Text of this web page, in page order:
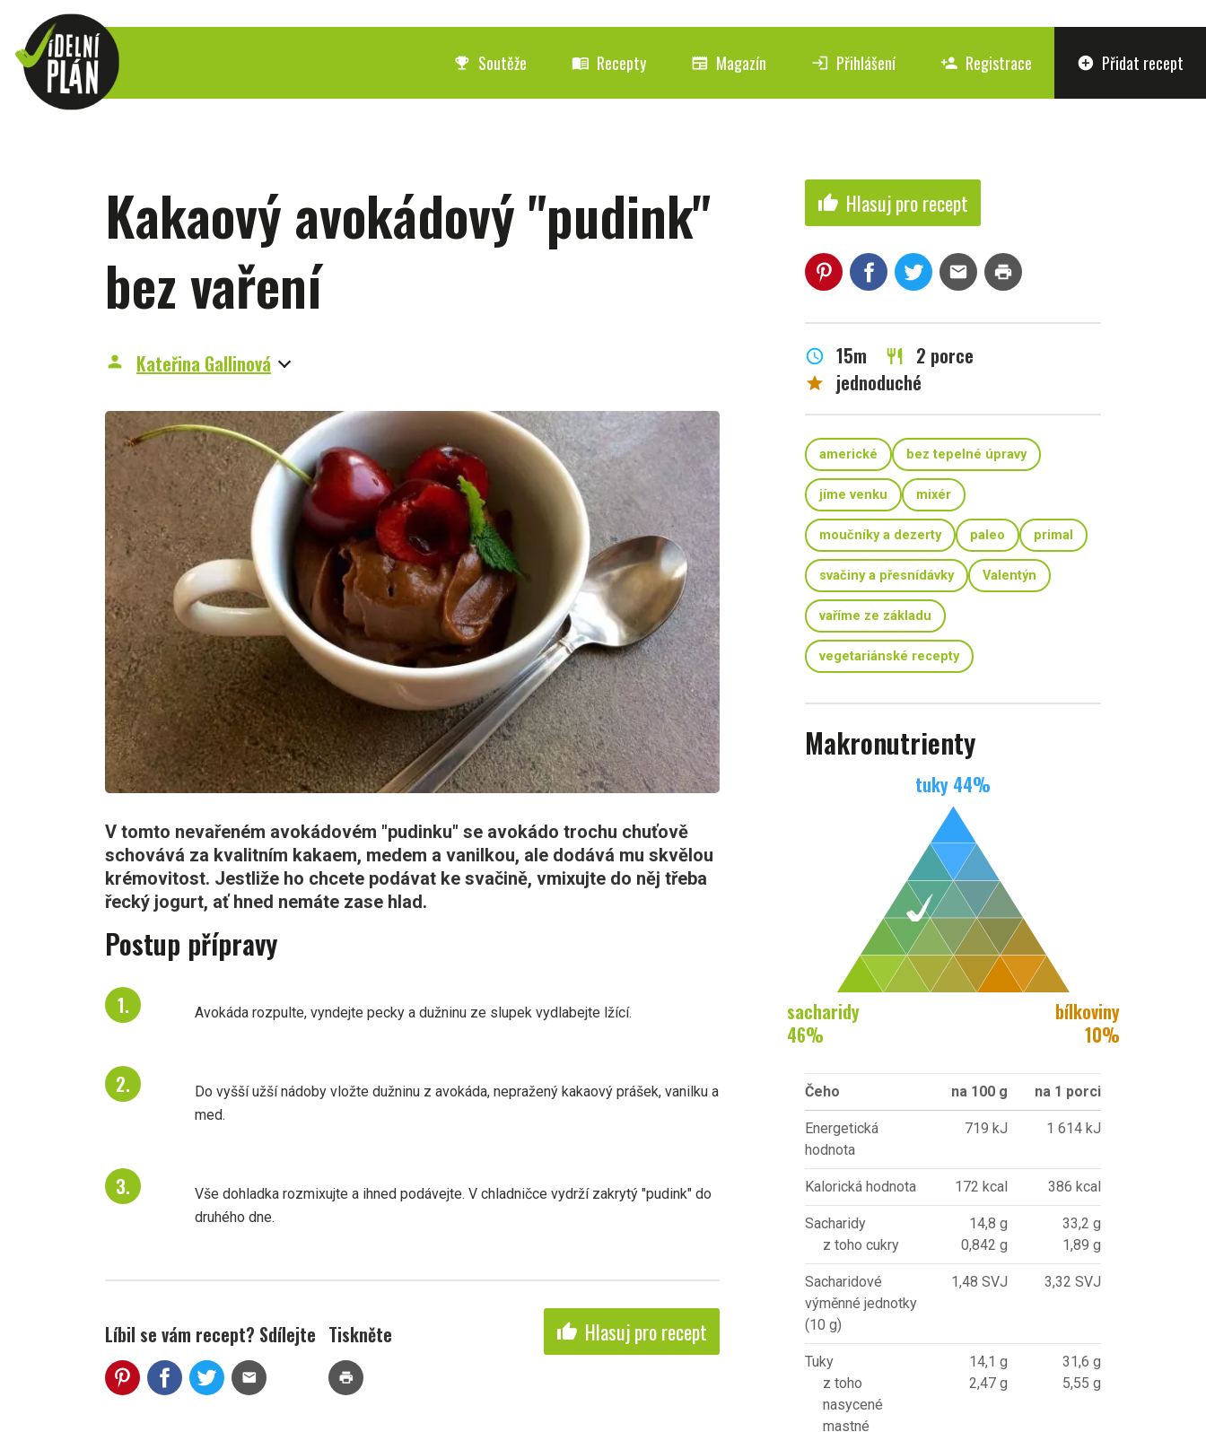
emoji_events Soutěže menu_book Recepty newspaper Magazín login Přihlášení person_add Registrace add_circle Přidat recept
Kakaový avokádový "pudink"
bez vaření
person Kateřina Gallinová
V tomto nevařeném avokádovém "pudinku" se avokádo trochu chuťově
schovává za kvalitním kakaem, medem a vanilkou, ale dodává mu skvělou
krémovitost. Jestliže ho chcete podávat ke svačině, vmixujte do něj třeba
řecký jogurt, ať hned nemáte zase hlad.
Postup přípravy
Avokáda rozpulte, vyndejte pecky a dužninu ze slupek vydlabejte lžící.
Do vyšší užší nádoby vložte dužninu z avokáda, nepražený kakaový prášek, vanilku a
med.
Vše dohladka rozmixujte a ihned podávejte. V chladničce vydrží zakrytý "pudink" do
druhého dne.
Líbil se vám recept? Sdílejte
mail
Tiskněte
print
thumb_up Hlasuj pro recept
thumb_up Hlasuj pro recept
mail print
schedule 15m restaurant 2 porce
star jednoduché
americké bez tepelné úpravy
jíme venku mixér
moučníky a dezerty paleo primal
svačiny a přesnídávky Valentýn
vaříme ze základu
vegetariánské recepty
Makronutrienty
tuky 44%
sacharidy
46%
bílkoviny
10%
Čeho na 100 g na 1 porci
Energetická
hodnota
719 kJ 1 614 kJ
Kalorická hodnota 172 kcal 386 kcal
Sacharidy
z toho cukry
14,8 g
0,842 g
33,2 g
1,89 g
Sacharidové
výměnné jednotky
(10 g)
1,48 SVJ 3,32 SVJ
Tuky
z toho
nasycené
mastné
14,1 g
2,47 g
31,6 g
5,55 g